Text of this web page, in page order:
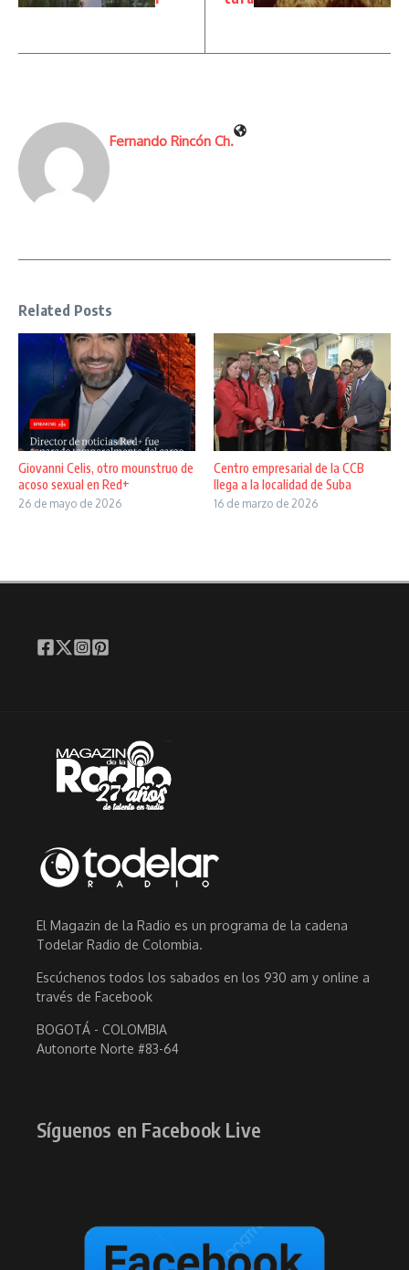
Fernando Rincón Ch.
Related Posts
Giovanni Celis, otro mounstruo de
acoso sexual en Red+
26 de mayo de 2026
Centro empresarial de la CCB
llega a la localidad de Suba
16 de marzo de 2026
El Magazin de la Radio es un programa de la cadena
Todelar Radio de Colombia.
Escúchenos todos los sabados en los 930 am y online a
través de Facebook
BOGOTÁ - COLOMBIA
Autonorte Norte #83-64
Síguenos en Facebook Live